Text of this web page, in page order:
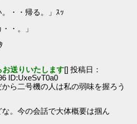
・・帰る。」ｽｯ
・。」
お送りいたします[] 投稿日：
ID:UxeSvT0a0
ら二号機の人は私の弱味を握ろう
。今の会話で大体概要は掴ん